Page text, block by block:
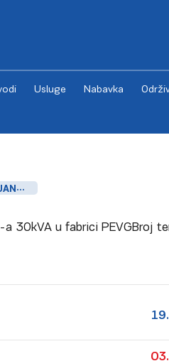
Usluge Nabavka
POZIV ZA DOSTAVLJANJE PONUDA NABAVKA_USLUGE _ZAMENA UPS-A 30KVA U FABRICI PEVG
a 30kVA u fabrici PEVGBroj